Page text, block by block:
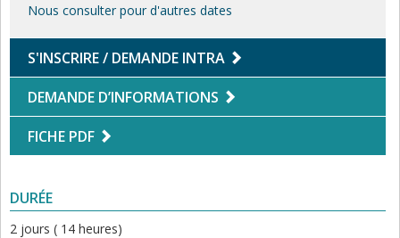
Nous consulter pour d'autres dates
S'INSCRIRE / DEMANDE INTRA
DEMANDE D’INFORMATIONS
FICHE PDF
DURÉE
2 jours ( 14 heures)